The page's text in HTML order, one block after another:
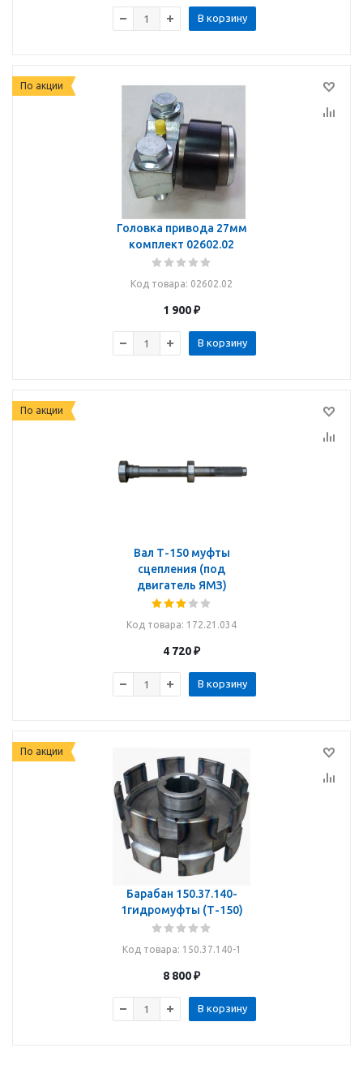
В корзину
По акции
Головка привода 27мм
комплект 02602.02
Код товара: 02602.02
1 900₽
В корзину
По акции
Вал Т-150 муфты
сцепления (под
двигатель ЯМЗ)
Код товара: 172.21.034
4 720₽
В корзину
По акции
Барабан 150.37.140-
1гидромуфты (Т-150)
Код товара: 150.37.140-1
8 800₽
В корзину